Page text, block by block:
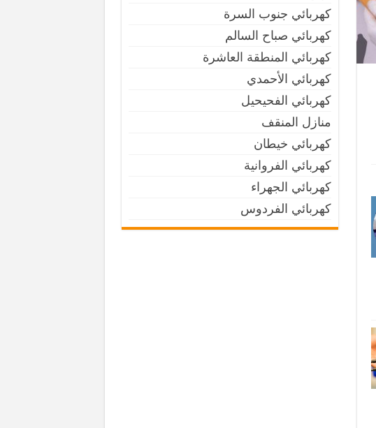
كهربائي جنوب السرة
كهربائي صباح السالم
كهربائي المنطقة العاشرة
كهربائي الأحمدي
كهربائي الفحيحيل
منازل المنقف
كهربائي خيطان
كهربائي الفروانية
كهربائي الجهراء
كهربائي الفردوس